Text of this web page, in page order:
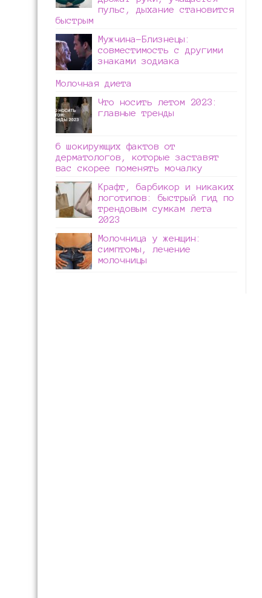
пульс, дыхание становится
быстрым
Мужчина-Близнецы:
совместимость с другими
знаками зодиака
Молочная диета
Что носить летом 2023:
главные тренды
6 шокирующих фактов от
дерматологов, которые заставят
вас скорее поменять мочалку
Крафт, барбикор и никаких
логотипов: быстрый гид по
трендовым сумкам лета
2023
Молочница у женщин:
симптомы, лечение
молочницы